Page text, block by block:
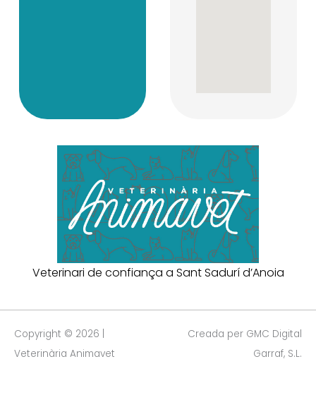
Veterinari de confiança a Sant Sadurí d’Anoia
Copyright © 2026 |
Veterinària Animavet
Creada per GMC Digital
Garraf, S.L.